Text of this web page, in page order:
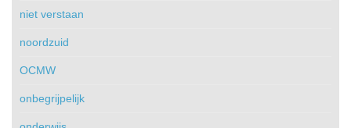
niet verstaan
noordzuid
OCMW
onbegrijpelijk